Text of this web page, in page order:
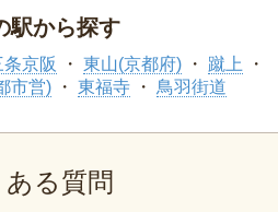
駅から探す
条京阪 東山(京都府)
蹴上
市営) 東福寺 鳥羽街道
ある質問